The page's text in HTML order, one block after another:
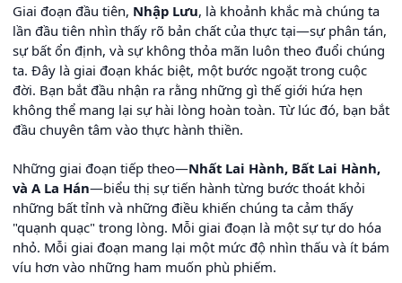
Giai đoạn đầu tiên, Nhập Lưu, là khoảnh khắc mà chúng ta
lần đầu tiên nhìn thấy rõ bản chất của thực tại—sự phân tán,
sự bất ổn định, và sự không thỏa mãn luôn theo đuổi chúng
ta. Đây là giai đoạn khác biệt, một bước ngoặt trong cuộc
đời. Bạn bắt đầu nhận ra rằng những gì thế giới hứa hẹn
không thể mang lại sự hài lòng hoàn toàn. Từ lúc đó, bạn bắt
đầu chuyên tâm vào thực hành thiền.
Những giai đoạn tiếp theo—Nhất Lai Hành, Bất Lai Hành,
và A La Hán—biểu thị sự tiến hành từng bước thoát khỏi
những bất tỉnh và những điều khiến chúng ta cảm thấy
"quạnh quạc" trong lòng. Mỗi giai đoạn là một sự tự do hóa
nhỏ. Mỗi giai đoạn mang lại một mức độ nhìn thấu và ít bám
víu hơn vào những ham muốn phù phiếm.